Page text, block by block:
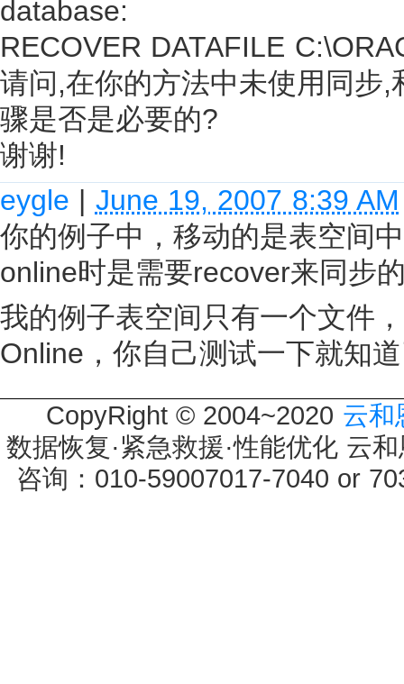
database:
RECOVER DATAFILE
请问,在你的方法中未使用同步
骤是否是必要的?
谢谢!
eygle | June 19, 2007 8:39 AM
你的例子中，移动的是表空间
online时是需要recover来同步
我的例子表空间只有一个文件
Online，你自己测试一下就知
CopyRight © 2004~2020 云和
数据恢复·紧急救援·性能优化 云
咨询：010-59007017-7040 or